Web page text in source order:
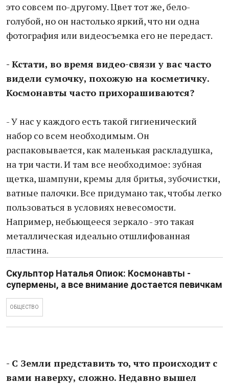
это совсем по-другому. Цвет тот же, бело-
голубой, но он настолько яркий, что ни одна
фотография или видеосъемка его не передаст.
- Кстати, во время видео-связи у вас часто
видели сумочку, похожую на косметичку.
Космонавты часто прихорашиваются?
- У нас у каждого есть такой гигиенический
набор со всем необходимым. Он
распаковывается, как маленькая раскладушка,
на три части. И там все необходимое: зубная
щетка, шампуни, кремы для бритья, зубочистки,
ватные палочки. Все придумано так, чтобы легко
пользоваться в условиях невесомости.
Например, небьющееся зеркало - это такая
металлическая идеально отшлифованная
пластина.
Скульптор Наталья Опиок: Космонавты -
супермены, а все внимание достается певичкам
ОБЩЕСТВО
- С Земли представить то, что происходит с
вами наверху, сложно. Недавно вышел